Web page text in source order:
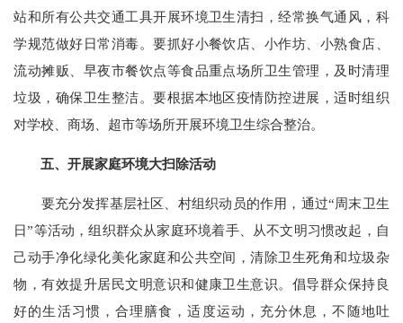
站和所有公共交通工具开展环境卫生清扫，经常换气通风，科
学规范做好日常消毒。要抓好小餐饮店、小作坊、小熟食店、
流动摊贩、早夜市餐饮点等食品重点场所卫生管理，及时清理
垃圾，确保卫生整洁。要根据本地区疫情防控进展，适时组织
对学校、商场、超市等场所开展环境卫生综合整治。
五、开展家庭环境大扫除活动
要充分发挥基层社区、村组织动员的作用，通过“周末卫生
日”等活动，组织群众从家庭环境着手、从不文明习惯改起，自
己动手净化绿化美化家庭和公共空间，清除卫生死角和垃圾杂
物，有效提升居民文明意识和健康卫生意识。倡导群众保持良
好的生活习惯，合理膳食，适度运动，充分休息，不随地吐